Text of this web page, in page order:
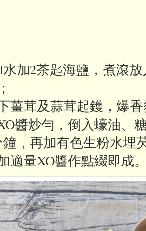
水加2茶匙海鹽，煮滾
薑茸及蒜茸起鑊，爆
醬炒勻，倒入蠔油、
鐘，再加有色生粉水埋
適量XO醬作點綴即成